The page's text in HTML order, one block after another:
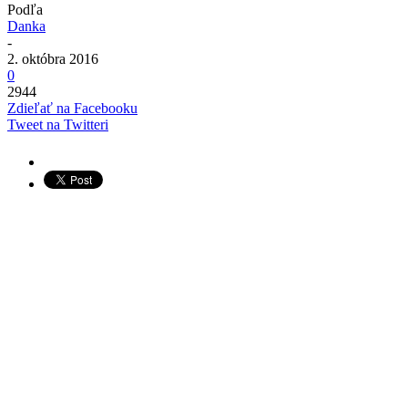
Podľa
Danka
-
2. októbra 2016
0
2944
Zdieľať na Facebooku
Tweet na Twitteri